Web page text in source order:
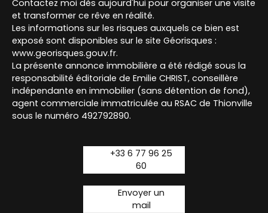
Contactez moi dès aujourd'hui pour organiser une visite
et transformer ce rêve en réalité.
Les informations sur les risques auxquels ce bien est
exposé sont disponibles sur le site Géorisques :
www.georisques.gouv.fr.
La présente annonce immobilière a été rédigé sous la
responsabilité éditoriale de Emilie CHRIST, conseillère
indépendante en immobilier (sans détention de fond),
agent commerciale immatriculée au RSAC de Thionville
sous le numéro 492792890.
+33 6 77 96 25
60
Envoyer un
mail